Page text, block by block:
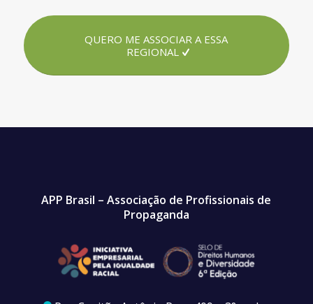
QUERO ME ASSOCIAR A ESSA
REGIONAL
APP Brasil – Associação de Profissionais de
Propaganda